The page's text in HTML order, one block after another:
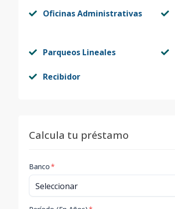
Oficinas Administrativas
Parqueos Lineales
Recibidor
Calcula tu préstamo
Banco*